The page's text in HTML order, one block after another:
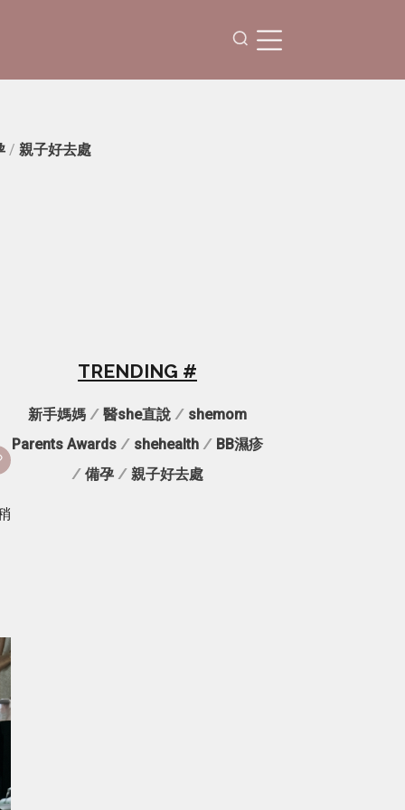
/ 親子好去處
TRENDING #
新手媽媽 / 醫she直說 / shemom
Parents Awards / shehealth / BB濕疹
/ 備孕 / 親子好去處